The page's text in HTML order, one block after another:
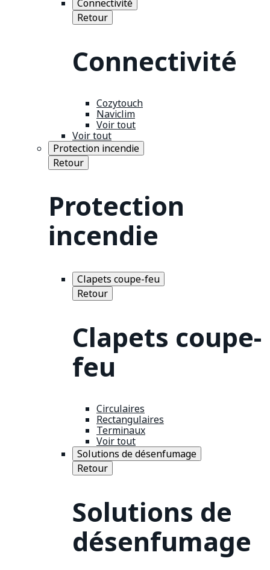
Connectivité
Retour
Connectivité
Cozytouch
Naviclim
Voir tout
Voir tout
Protection incendie
Retour
Protection
incendie
Clapets coupe-feu
Retour
Clapets coupe-
feu
Circulaires
Rectangulaires
Terminaux
Voir tout
Solutions de désenfumage
Retour
Solutions de
désenfumage